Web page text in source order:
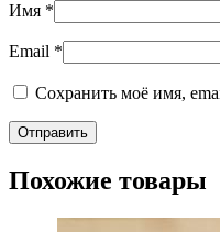
Имя *
Email *
Сохранить моё имя,
Похожие товары